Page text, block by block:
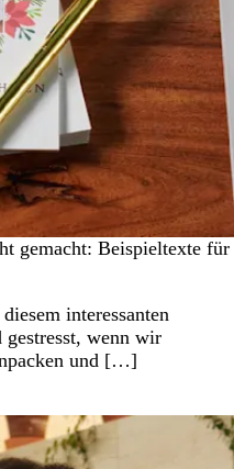
gemacht: Beispieltexte für
interessanten
gestresst, wenn wir
und […]